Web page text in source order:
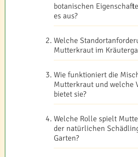
botanischen
es aus?
Welche
Mutterkraut im
Wie funktioniert die
Mutterkraut und welche
bietet sie?
Welche Rolle spielt
der natürlichen
Garten?